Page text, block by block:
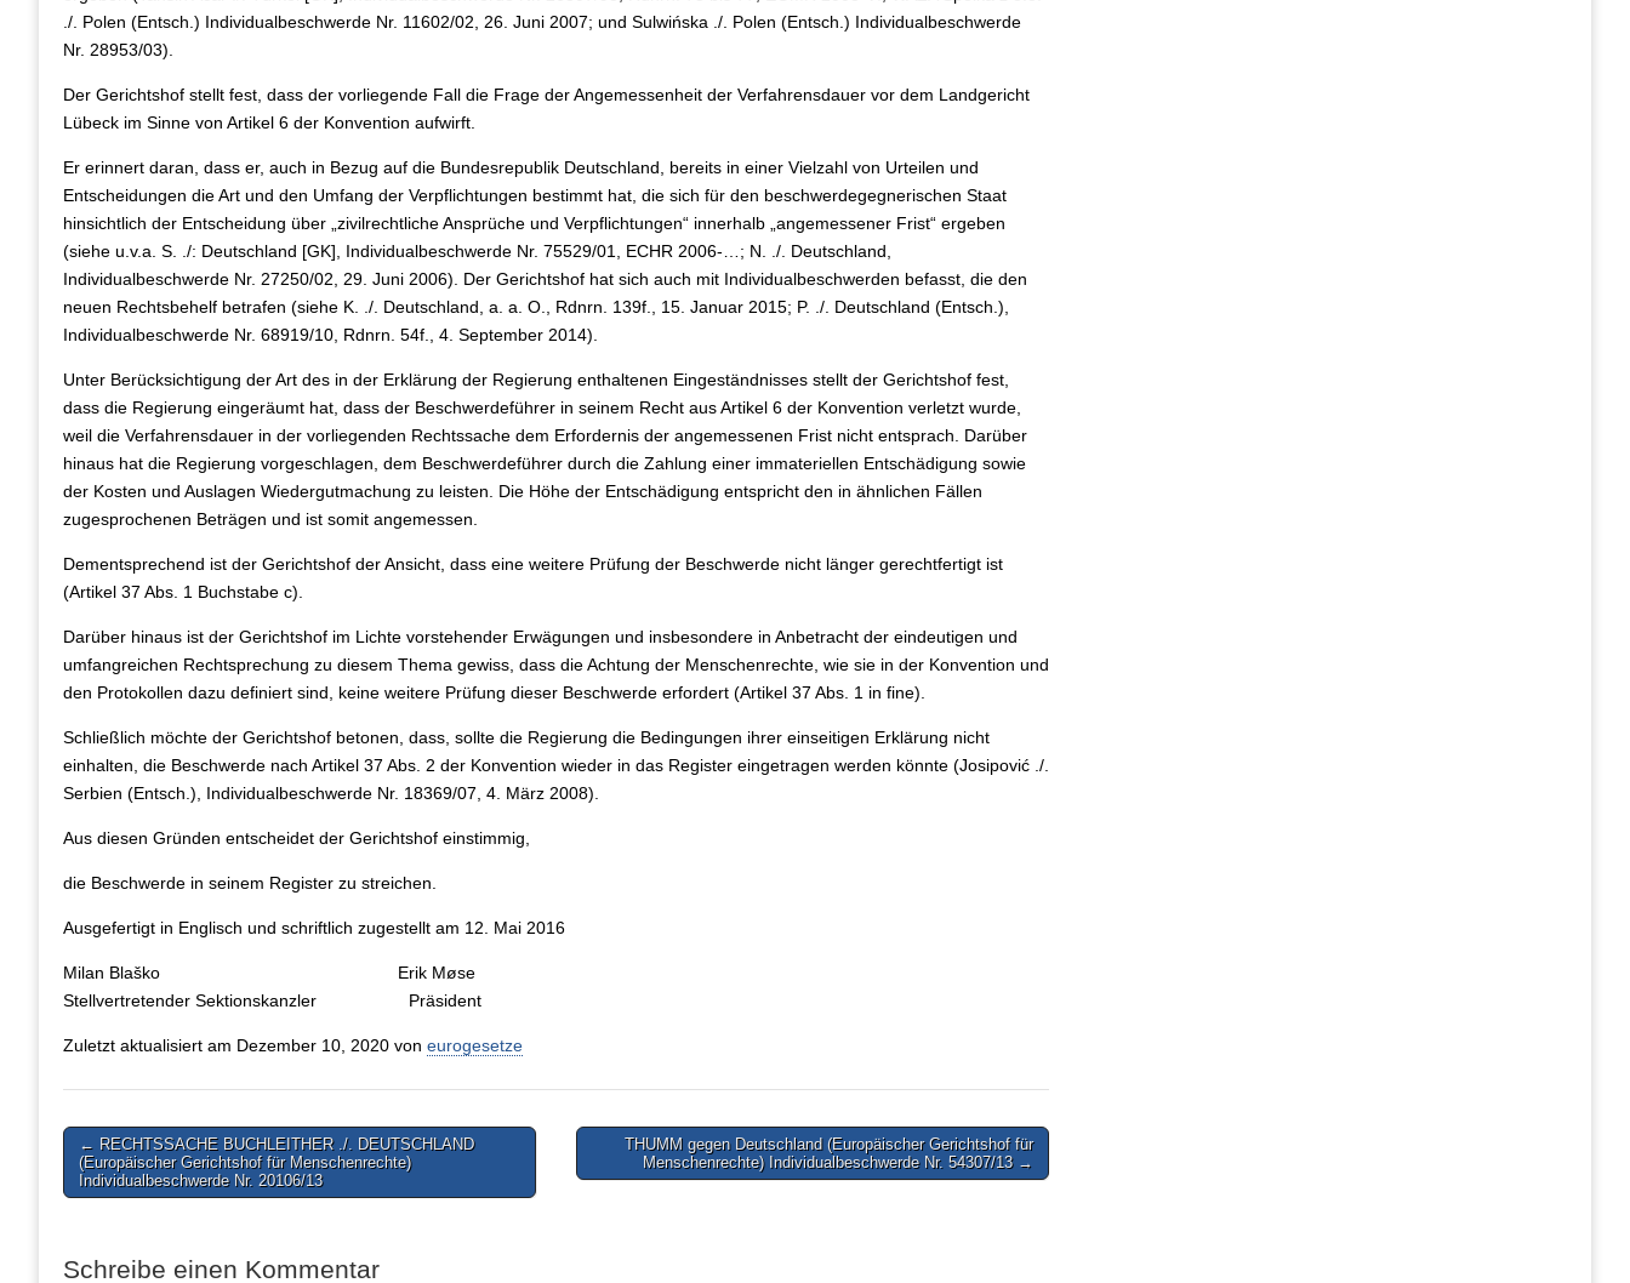
./. Polen (Entsch.) Individualbeschwerde Nr. 11602/02, 26. Juni 2007; und Sulwińska ./. Polen (Entsch.) Individualbeschwerde
Nr. 28953/03).
Der Gerichtshof stellt fest, dass der vorliegende Fall die Frage der Angemessenheit der Verfahrensdauer vor dem Landgericht
Lübeck im Sinne von Artikel 6 der Konvention aufwirft.
Er erinnert daran, dass er, auch in Bezug auf die Bundesrepublik Deutschland, bereits in einer Vielzahl von Urteilen und
Entscheidungen die Art und den Umfang der Verpflichtungen bestimmt hat, die sich für den beschwerdegegnerischen Staat
hinsichtlich der Entscheidung über „zivilrechtliche Ansprüche und Verpflichtungen“ innerhalb „angemessener Frist“ ergeben
(siehe u.v.a. S. ./: Deutschland [GK], Individualbeschwerde Nr. 75529/01, ECHR 2006-…; N. ./. Deutschland,
Individualbeschwerde Nr. 27250/02, 29. Juni 2006). Der Gerichtshof hat sich auch mit Individualbeschwerden befasst, die den
neuen Rechtsbehelf betrafen (siehe K. ./. Deutschland, a. a. O., Rdnrn. 139f., 15. Januar 2015; P. ./. Deutschland (Entsch.),
Individualbeschwerde Nr. 68919/10, Rdnrn. 54f., 4. September 2014).
Unter Berücksichtigung der Art des in der Erklärung der Regierung enthaltenen Eingeständnisses stellt der Gerichtshof fest,
dass die Regierung eingeräumt hat, dass der Beschwerdeführer in seinem Recht aus Artikel 6 der Konvention verletzt wurde,
weil die Verfahrensdauer in der vorliegenden Rechtssache dem Erfordernis der angemessenen Frist nicht entsprach. Darüber
hinaus hat die Regierung vorgeschlagen, dem Beschwerdeführer durch die Zahlung einer immateriellen Entschädigung sowie
der Kosten und Auslagen Wiedergutmachung zu leisten. Die Höhe der Entschädigung entspricht den in ähnlichen Fällen
zugesprochenen Beträgen und ist somit angemessen.
Dementsprechend ist der Gerichtshof der Ansicht, dass eine weitere Prüfung der Beschwerde nicht länger gerechtfertigt ist
(Artikel 37 Abs. 1 Buchstabe c).
Darüber hinaus ist der Gerichtshof im Lichte vorstehender Erwägungen und insbesondere in Anbetracht der eindeutigen und
umfangreichen Rechtsprechung zu diesem Thema gewiss, dass die Achtung der Menschenrechte, wie sie in der Konvention und
den Protokollen dazu definiert sind, keine weitere Prüfung dieser Beschwerde erfordert (Artikel 37 Abs. 1 in fine).
Schließlich möchte der Gerichtshof betonen, dass, sollte die Regierung die Bedingungen ihrer einseitigen Erklärung nicht
einhalten, die Beschwerde nach Artikel 37 Abs. 2 der Konvention wieder in das Register eingetragen werden könnte (Josipović ./.
Serbien (Entsch.), Individualbeschwerde Nr. 18369/07, 4. März 2008).
Aus diesen Gründen entscheidet der Gerichtshof einstimmig,
die Beschwerde in seinem Register zu streichen.
Ausgefertigt in Englisch und schriftlich zugestellt am 12. Mai 2016
Milan Blaško Erik Møse
Stellvertretender Sektionskanzler Präsident
Zuletzt aktualisiert am Dezember 10, 2020 von eurogesetze
Post
navigation
← RECHTSSACHE BUCHLEITHER ./. DEUTSCHLAND
(Europäischer Gerichtshof für Menschenrechte)
Individualbeschwerde Nr. 20106/13
THUMM gegen Deutschland (Europäischer Gerichtshof für
Menschenrechte) Individualbeschwerde Nr. 54307/13 →
Schreibe einen Kommentar